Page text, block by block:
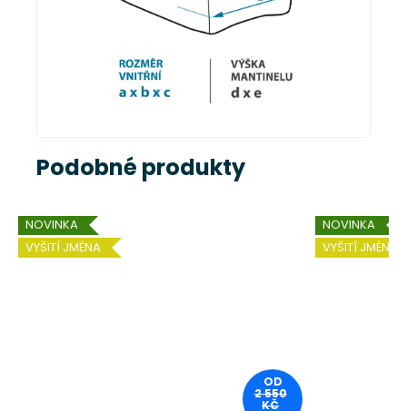
Podobné produkty
NOVINKA
VYŠITÍ JMÉNA
OD
2 550
KČ
NOVINKA
VYŠITÍ JMÉNA